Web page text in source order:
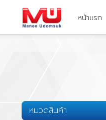
หน้าแรก
หมวดสินค้า